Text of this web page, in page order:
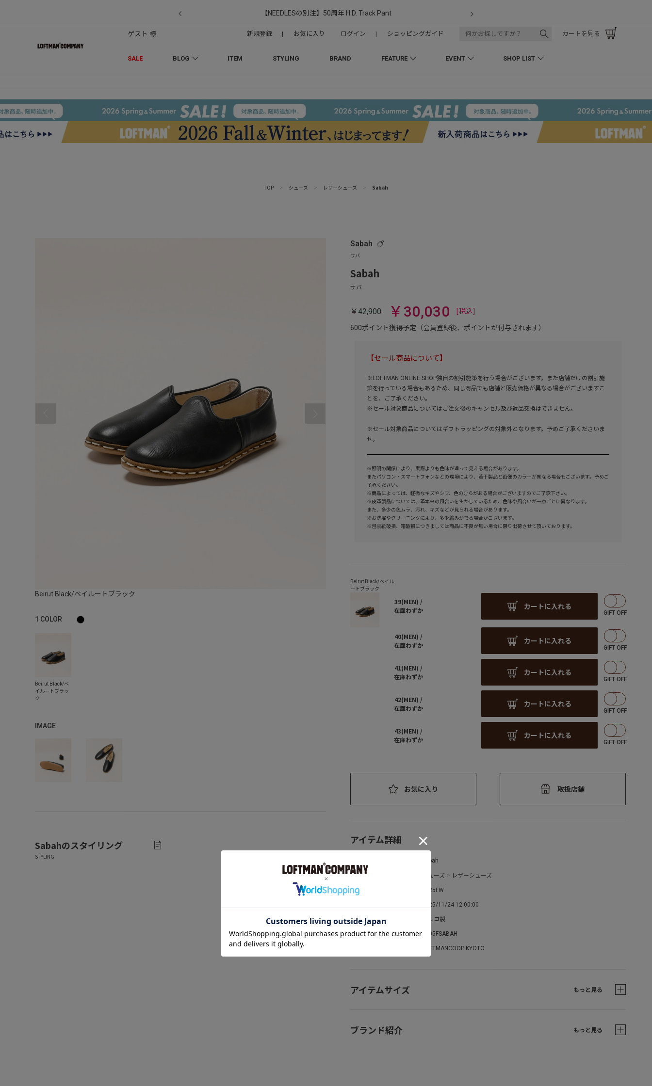
【NEEDLESの別注】50周年 H.D. Track Pant
SALE BLOG ITEM STYLING BRAND FEATURE EVENT SHOP LIST
ゲスト 様 新規登録 | お気に入り ログイン | ショッピングガイド カートを見る
TOP > シューズ > レザーシューズ > Sabah
Beirut Black/ベイルートブラック
1 COLOR
IMAGE
Sabahのスタイリング
Sabah
Sabah
600ポイント獲得予定（会員登録後、ポイントが付与されます）
￥42,900 ￥30,030
【セール商品について】
※LOFTMAN ONLINE SHOP独自の割引施策を行う場合がございます。また店舗だけの割引施
策を行っている場合もあるため、同じ商品でも店舗と販売価格が異なる場合がございますこ
とを、ご了承ください。
※セール対象商品についてはご注文後のキャンセル及び返品交換はできません。
※セール対象商品についてはギフトラッピングの対象外となります。予めご了承くださいま
せ。
※照明の関係により、実際よりも色味が違って見える場合があります。
またパソコン・スマートフォンなどの環境により、若干製品と画像のカラーが異なる場合もございます。予めご
了承ください。
※商品によっては、軽微なキズやシワ、色のむらがある場合がございますのでご了承下さい。
※皮革製品については、革本来の風合いを生かしているため、色味や風合いが一点ごとに異なります。
また、多少の色ムラ、汚れ、キズなどが見られる場合があります。
※お洗濯やクリーニングにより、多少縮みがでる場合がございます。
※包装紙破損、箱破損につきましては商品に不良が無い場合に限り出荷させて頂いております。
39(MEN) /
在庫わずか
カートに入れる
40(MEN) /
在庫わずか
カートに入れる
41(MEN) /
在庫わずか
カートに入れる
42(MEN) /
在庫わずか
カートに入れる
43(MEN) /
在庫わずか
カートに入れる
お気に入り 取扱店舗
アイテム詳細
Sabah
カテゴリ シューズ > レザーシューズ
シーズン 2025FW
2025/11/24 12:00:00
生産国 トルコ製
お問い合わせ番号 8105FSABAH
LOFTMANCOOP KYOTO
アイテムサイズ もっと見る
ブランド紹介 もっと見る